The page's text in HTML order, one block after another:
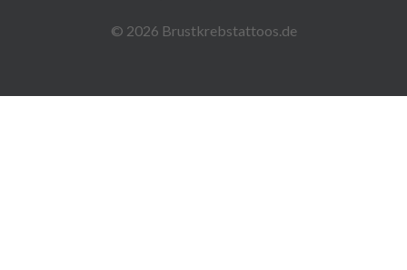
© 2026 Brustkrebstattoos.de